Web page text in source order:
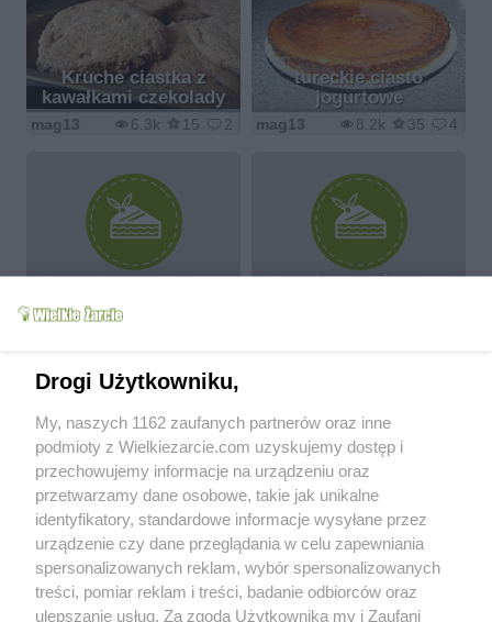
Kruche ciastka z
kawałkami czekolady
6.3k 15 2
mag13
tureckie ciasto
jogurtowe
8.2k 35 4
mag13
aromatyczna zupa z
dyni z boczkiem
mag13
prosta zupa krem z
About me
Uwielbiam gotować a jeszcze bardziej dobrze zjeść
Jestem estetką, miłosniczką kina i astronomii, która odkryła u
siebie zamiłowanie do eksperymentowania w kuchni i na
najbliższych
Since: 2007-07-08
Drogi Użytkowniku,
My, naszych 1162 zaufanych partnerów oraz inne
podmioty z Wielkiezarcie.com uzyskujemy dostęp i
przechowujemy informacje na urządzeniu oraz
przetwarzamy dane osobowe, takie jak unikalne
identyfikatory, standardowe informacje wysyłane przez
urządzenie czy dane przeglądania w celu zapewniania
spersonalizowanych reklam, wybór spersonalizowanych
treści, pomiar reklam i treści, badanie odbiorców oraz
ulepszanie usług. Za zgodą Użytkownika my i Zaufani